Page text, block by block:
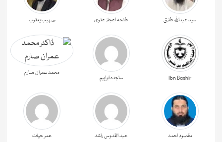
سید عبداللہ طارق طلحہ اعجاز علوی صہیب یعقوب
Ibn Bashir ساجدہ ابراہیم
محمد عمران صارم
مقصود احمد عبد القدوس راشد عمر حیات